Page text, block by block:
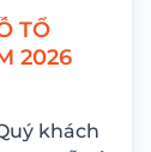
TỔ
2026
khách